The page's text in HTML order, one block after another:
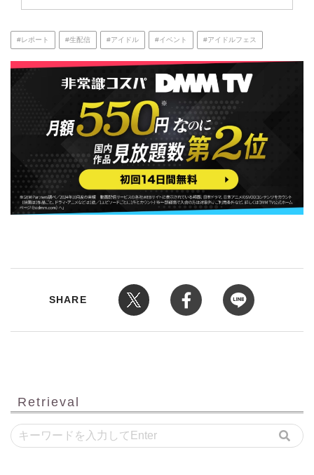
#レポート #生配信 #アイドル #イベント #アイドルフェス
SHARE
Retrieval